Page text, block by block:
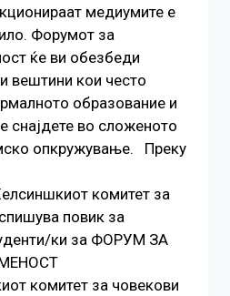
медиумите е
Форумот за
ќе ви обезбеди
вештини кои често
образование и
снајдете во сложеното
опкружување. Преку
комитет за
повик за
ки за ФОРУМ ЗА
комитет за човекови